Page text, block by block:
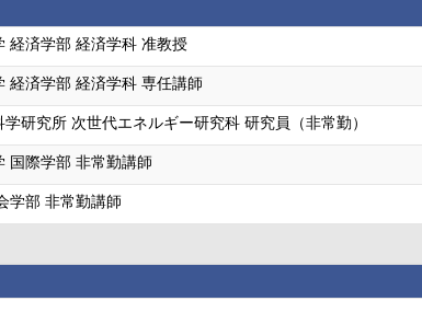
経済学部 経済学科 准教授
経済学部 経済学科 専任講師
研究所 次世代エネルギー研究科 研究員（非常勤）
国際学部 非常勤講師
学部 非常勤講師